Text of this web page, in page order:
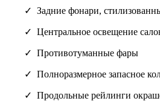
Задние фонари,
Центральное освещение
Противотуманные фары
Полноразмерное запасное
Продольные рейлинги